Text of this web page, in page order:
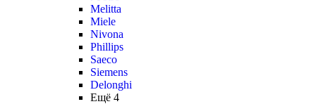
Melitta
Miele
Nivona
Phillips
Saeco
Siemens
Delonghi
Ещё 4